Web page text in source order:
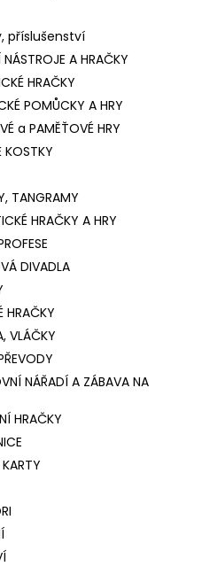
příslušenství
NÁSTROJE A HRAČKY
HRAČKY
POMŮCKY A HRY
a PAMĚŤOVÉ HRY
KOSTKY
TANGRAMY
HRAČKY A HRY
DIVADLA
HRAČKY
VLÁČKY
NÁŘADÍ A ZÁBAVA NA
HRAČKY